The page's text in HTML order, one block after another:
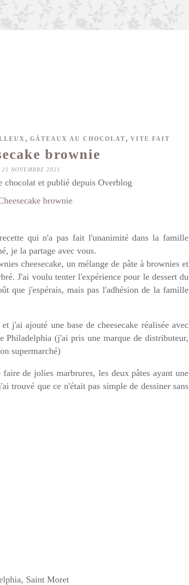
, GÂTEAUX AU CHOCOLAT , VITE FAIT
brownie
21 NOVEMBRE 2021
chocolat et publié depuis Overblog
qui n'a pas fait l'unanimité dans la famille
je la partage avec vous.
cheesecake, un mélange de pâte à brownies et
J'ai voulu tenter l'expérience pour le dessert du
que j'espérais, mais pas l'adhésion de la famille
j'ai ajouté une base de cheesecake réalisée avec
Philadelphia (j'ai pris une marque de distributeur,
supermarché)
de jolies marbrures, les deux pâtes ayant une
trouvé que ce n'était pas simple de dessiner sans
Saint Moret